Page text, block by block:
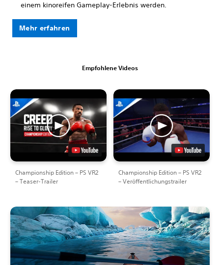
einem kinoreifen Gameplay-Erlebnis werden.
Mehr erfahren
Empfohlene Videos
Championship Edition – PS VR2
– Teaser-Trailer
Championship Edition – PS VR2
– Veröffentlichungstrailer